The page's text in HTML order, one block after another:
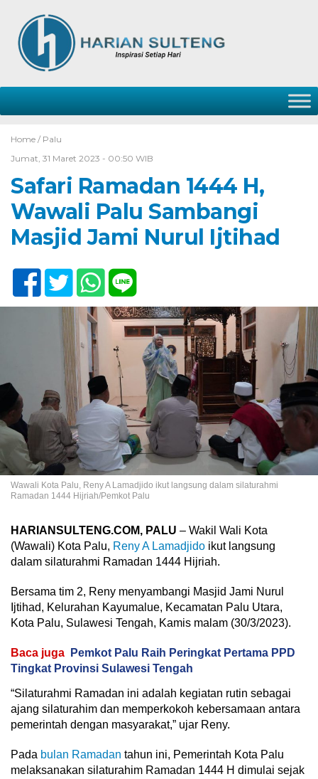
Home / Palu
Jumat, 31 Maret 2023 - 00:50 WIB
Safari Ramadan 1444 H,
Wawali Palu Sambangi
Masjid Jami Nurul Ijtihad
Wawali Kota Palu, Reny A Lamadjido ikut langsung dalam silaturahmi
Ramadan 1444 Hijriah/Pemkot Palu
HARIANSULTENG.COM, PALU – Wakil Wali Kota
(Wawali) Kota Palu, Reny A Lamadjido ikut langsung
dalam silaturahmi Ramadan 1444 Hijriah.
Bersama tim 2, Reny menyambangi Masjid Jami Nurul
Ijtihad, Kelurahan Kayumalue, Kecamatan Palu Utara,
Kota Palu, Sulawesi Tengah, Kamis malam (30/3/2023).
Baca juga
Pemkot Palu Raih Peringkat Pertama PPD
Tingkat Provinsi Sulawesi Tengah
“Silaturahmi Ramadan ini adalah kegiatan rutin sebagai
ajang silaturahim dan memperkokoh kebersamaan antara
pemerintah dengan masyarakat,” ujar Reny.
Pada bulan Ramadan tahun ini, Pemerintah Kota Palu
melaksanakan silaturahim Ramadan 1444 H dimulai sejak